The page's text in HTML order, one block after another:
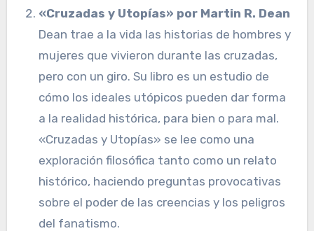
«Cruzadas y Utopías» por Martin R. Dean
Dean trae a la vida las historias de hombres y
mujeres que vivieron durante las cruzadas,
pero con un giro. Su libro es un estudio de
cómo los ideales utópicos pueden dar forma
a la realidad histórica, para bien o para mal.
«Cruzadas y Utopías» se lee como una
exploración filosófica tanto como un relato
histórico, haciendo preguntas provocativas
sobre el poder de las creencias y los peligros
del fanatismo.